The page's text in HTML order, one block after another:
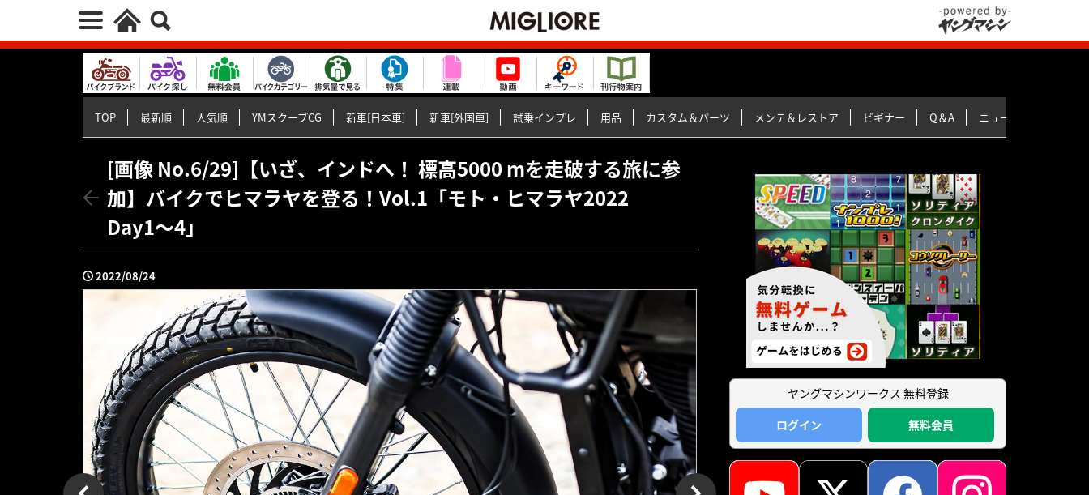
TOP 最新順 人気順 YMスクープCG 新車[日本車] 新車[外国車] 試乗インプレ 用品 カスタム＆パーツ メンテ＆レストア ビギナー Q＆A ニュース＆トピックス
[画像 No.6/29]【いざ、インドへ！ 標高5000 mを走破する旅に参
加】バイクでヒマラヤを登る！Vol.1「モト・ヒマラヤ2022
Day1〜4」
2022/08/24
ヤングマシンワークス 無料登録
ログイン
無料会員